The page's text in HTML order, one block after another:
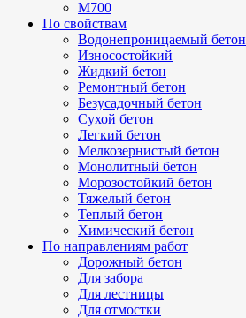
М700
По свойствам
Водонепроницаемый бетон
Износостойкий
Жидкий бетон
Ремонтный бетон
Безусадочный бетон
Сухой бетон
Легкий бетон
Мелкозернистый бетон
Монолитный бетон
Морозостойкий бетон
Тяжелый бетон
Теплый бетон
Химический бетон
По направлениям работ
Дорожный бетон
Для забора
Для лестницы
Для отмостки